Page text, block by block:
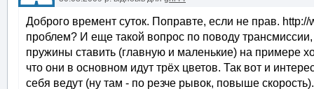
Доброго времент суток. Поправте, если не прав. http://
проблем? И еще такой вопрос по поводу
пружины ставить (главную и маленькие) на примере
что они в основном идут трёх цветов. Так вот и
себя ведут (ну там - по резче рывок, повыше